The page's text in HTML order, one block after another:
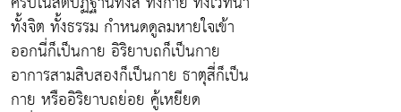
ทั้งจิต ทั้งธรรม กำหนดดูลมหายใจเข้า
ออกนี่ก็เป็นกาย อิริยาบถก็เป็นกาย
อาการสามสิบสองก็เป็นกาย ธาตุสี่ก็เป็น
กาย หรืออิริยาบถย่อย คู้เหยียด